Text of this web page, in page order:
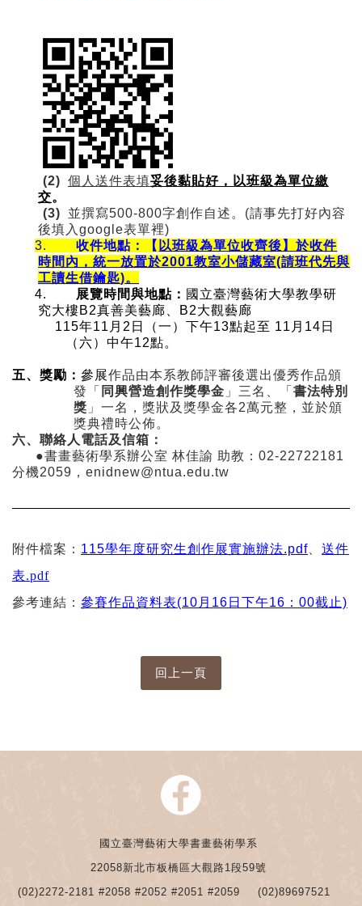
(2) 個 人送件表填妥後黏貼好，以班級為單位繳
交。
(3)
並撰寫500-800字創作自述。 (請事先打好內容
後填入 google表單裡)
3.
收件地點： 【 以班級為單位收齊後】於收件
時間內，統一放置於2001教室小儲藏室(請班代先與
工讀生借鑰匙)。
4.
展覽時間與地點： 國立臺灣藝術大學教學研
究大樓B2真善美藝廊、 B2大觀藝廊
115年11 月 2 日（一）下午13點起至 11 月 14 日
（六）中午12點。
五、獎勵： 參展作品由本系教師評審後選出優秀作品頒
發「 同興營造創作獎學金 」三名、「 書法特別
獎 」一名，獎狀及獎學金各2萬元整，並於頒
獎典禮時公佈。
六、聯絡人電話及信箱：
●書畫藝術學系辦公室 林佳諭 助教： 02-22722181
分機2059 ， enidnew@ntua.edu.tw
附件檔案： 115學年度研究生創作展實施辦法.pdf
送件
表.pdf
參考連結： 參賽作品資料表(10月16日下午16：00截止)
國立臺灣藝術大學書畫藝術學系
22058新北市板橋區大觀路1段59號
(02)2272-2181 #2058 #2052 #2051 #2059 (02)89697521